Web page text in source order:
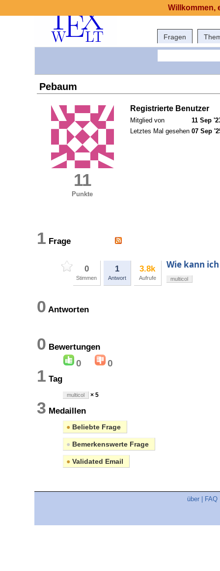
Fragen
Pebaum
11
Punkte
Registrierte Benutzer
Mitglied von
11 Sep
Letztes Mal gesehen 07 Sep
1 Frage
0
Stimmen
1
Antwort
3.8k
Aufrufe
Wie kann
multicol
0 Antworten
0 Bewertungen
0 0
1 Tag
multicol × 5
3 Medaillen
● Beliebte Frage
● Bemerkenswerte Frage
● Validated Email
über FAQ
Willkommen,